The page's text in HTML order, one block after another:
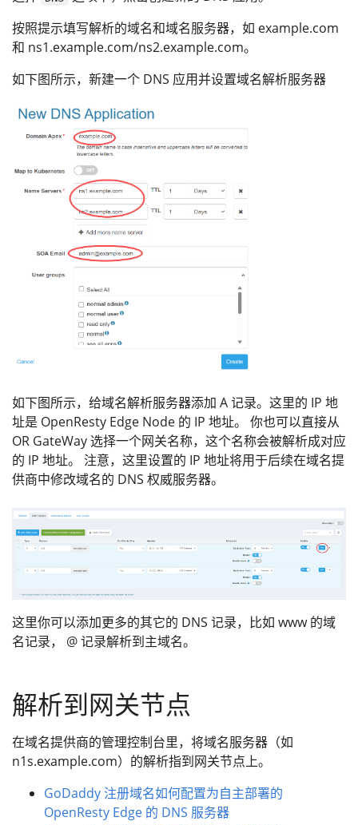
按照提示填写解析的域名和域名服务器，如 example.com
和 ns1.example.com/ns2.example.com。
如下图所示，新建一个 DNS 应用并设置域名解析服务器
如下图所示，给域名解析服务器添加 A 记录。这里的 IP 地
址是 OpenResty Edge Node 的 IP 地址。 你也可以直接从
OR GateWay 选择一个网关名称，这个名称会被解析成对应
的 IP 地址。 注意，这里设置的 IP 地址将用于后续在域名提
供商中修改域名的 DNS 权威服务器。
这里你可以添加更多的其它的 DNS 记录，比如 www 的域
名记录， @ 记录解析到主域名。
解析到网关节点
在域名提供商的管理控制台里，将域名服务器（如
n1s.example.com）的解析指到网关节点上。
GoDaddy 注册域名如何配置为自主部署的
OpenResty Edge 的 DNS 服务器